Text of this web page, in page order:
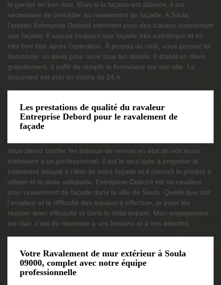
la garder en bon état. Mais si la façade est abîmée, il est
nécessaire de procéder au ravalement de façade. A Soula,
l’artisan Entreprise Debord intervient pour des travaux concernant
une façade. Il assure toujours une façade très esthétique et en
très bon état après l’opération. À propos du coût, vous pouvez lui
demander un devis pour avoir tous les détails. Il établit un devis
gratuitement, il suffit de remplir le formulaire sur son site. Le
document est prêt en moins de 24 h.
Les prestations de qualité du ravaleur
Entreprise Debord pour le ravalement de
façade
Vous devez confier les travaux de remise en état de vos murs
extérieurs à un professionnel. Il est le seul apte à proposer le
traitement adapté à l’état de votre façade et il connaît le produit à
utiliser et la dose adéquate. Entreprise Debord est un ravaleur
pour ravalement de façade dans la ville de Soula. Quelle que soit
l’ampleur et la difficulté des travaux à effectuer, je peux les
réaliser avec efficacité et dans le délai imparti. Mon engagement
est clair, c’est de répondre à vos besoins et à vos attentes.
Votre Ravalement de mur extérieur à Soula
09000, complet avec notre équipe
professionnelle